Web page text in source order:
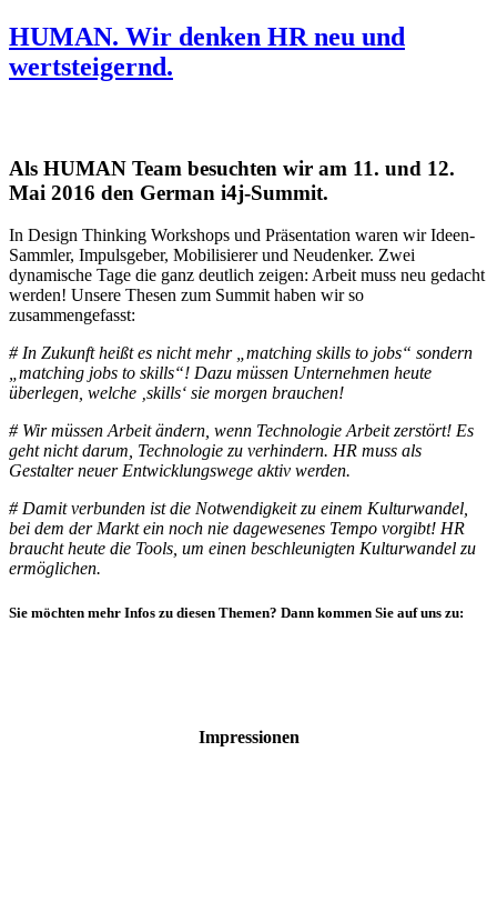
HUMAN. Wir denken HR neu und
wertsteigernd.
Als HUMAN Team besuchten wir am 11. und 12.
Mai 2016 den German i4j-Summit.
In Design Thinking Workshops und Präsentation waren wir Ideen-
Sammler, Impulsgeber, Mobilisierer und Neudenker. Zwei
dynamische Tage die ganz deutlich zeigen: Arbeit muss neu gedacht
werden! Unsere Thesen zum Summit haben wir so
zusammengefasst:
# In Zukunft heißt es nicht mehr „matching skills to jobs“ sondern
„matching jobs to skills“! Dazu müssen Unternehmen heute
überlegen, welche ‚skills‘ sie morgen brauchen!
# Wir müssen Arbeit ändern, wenn Technologie Arbeit zerstört! Es
geht nicht darum, Technologie zu verhindern. HR muss als
Gestalter neuer Entwicklungswege aktiv werden.
# Damit verbunden ist die Notwendigkeit zu einem Kulturwandel,
bei dem der Markt ein noch nie dagewesenes Tempo vorgibt! HR
braucht heute die Tools, um einen beschleunigten Kulturwandel zu
ermöglichen.
Sie möchten mehr Infos zu diesen Themen? Dann kommen Sie auf uns zu:
Impressionen